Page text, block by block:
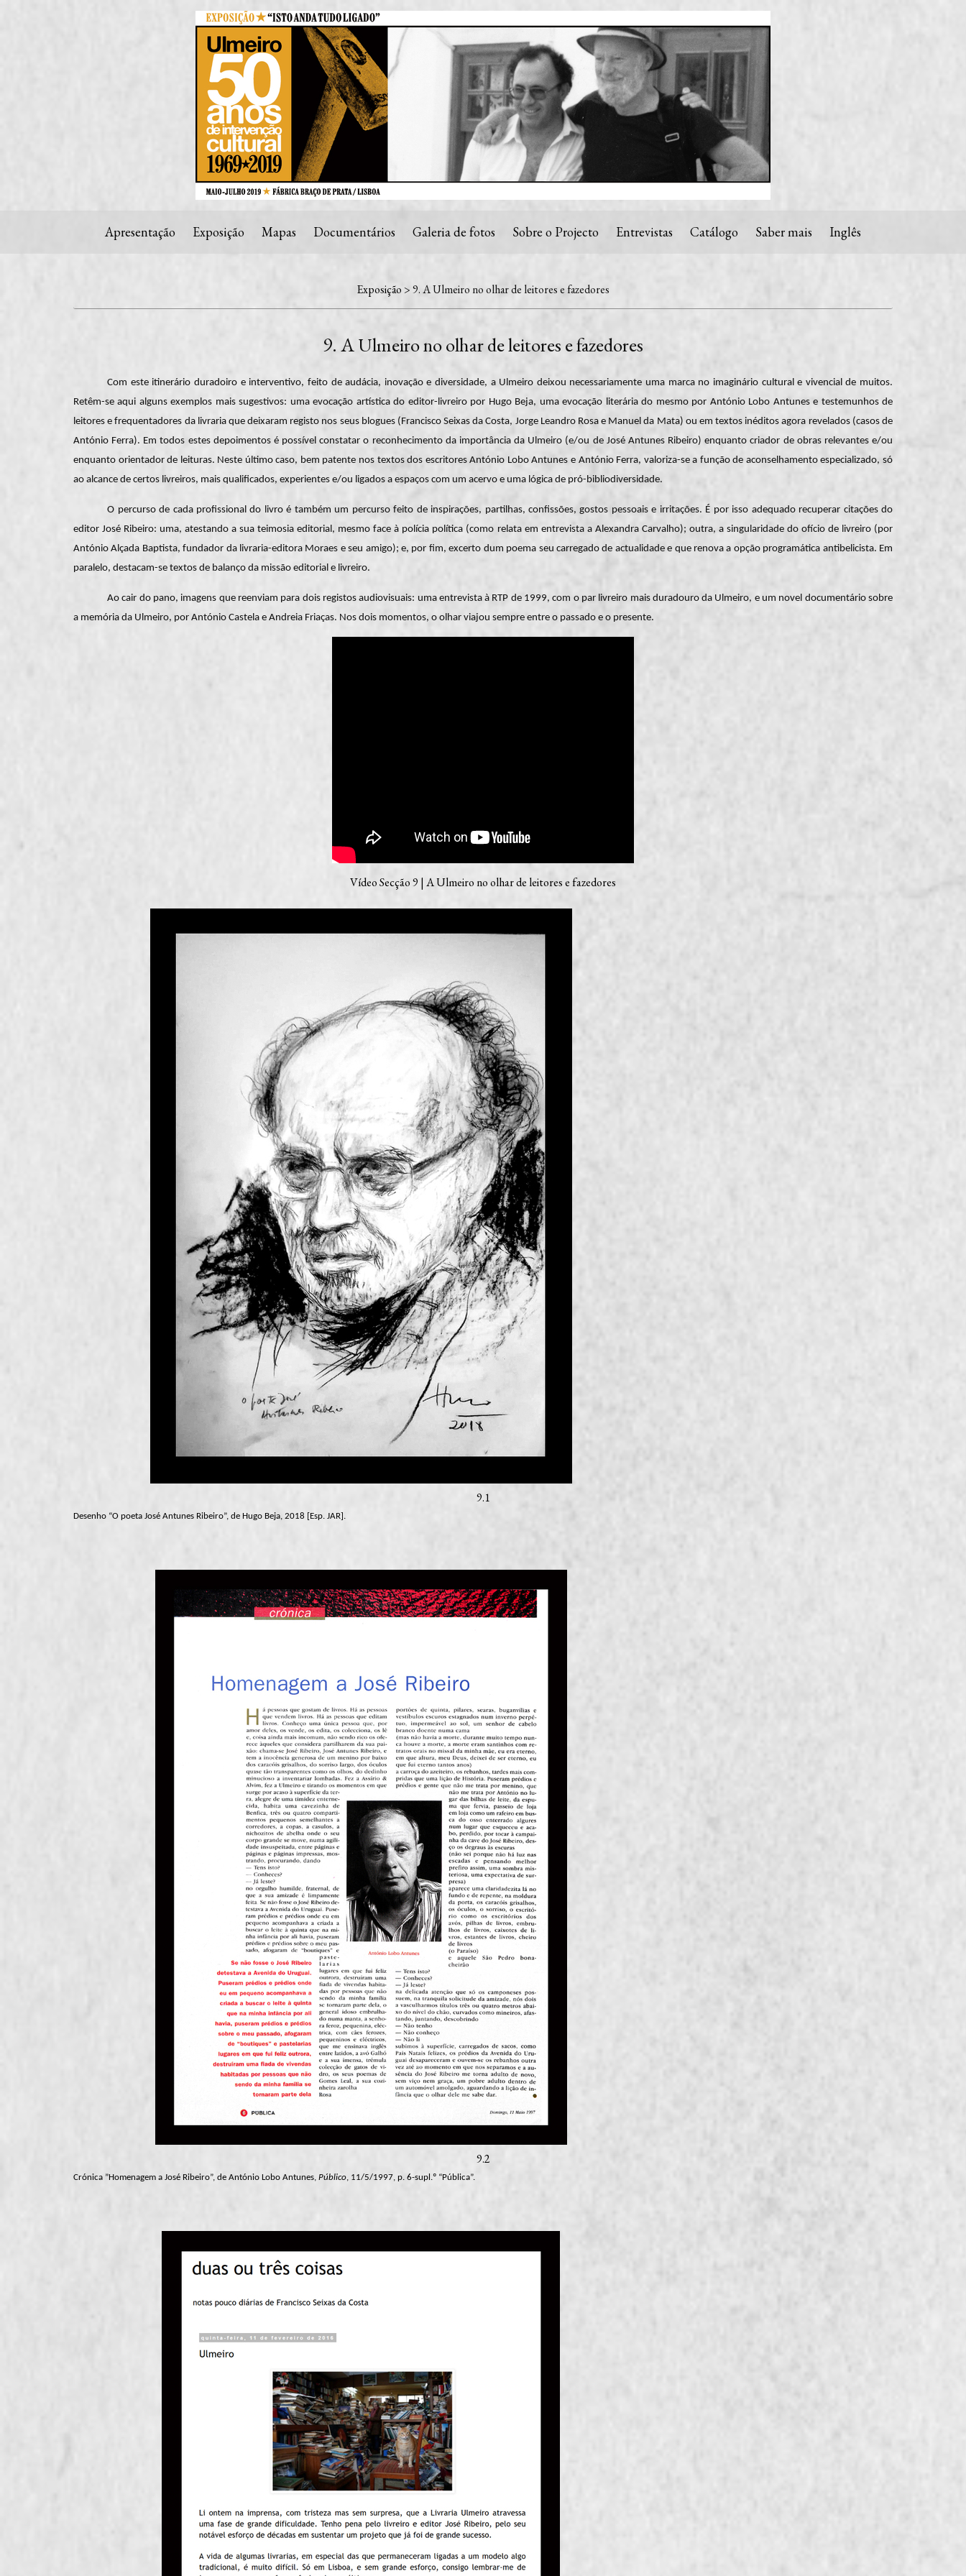
Apresentação Exposição Mapas Documentários Galeria de fotos Sobre o Projecto Entrevistas Catálogo Saber mais Inglês
Exposição > 9. A Ulmeiro no olhar de leitores e fazedores
9. A Ulmeiro no olhar de leitores e fazedores
Com este itinerário duradoiro e interventivo, feito de audácia, inovação e diversidade, a Ulmeiro deixou necessariamente uma marca no imaginário cultural e vivencial de muitos.
Retêm-se aqui alguns exemplos mais sugestivos: uma evocação artística do editor-livreiro por Hugo Beja, uma evocação literária do mesmo por António Lobo Antunes e testemunhos de
leitores e frequentadores da livraria que deixaram registo nos seus blogues (Francisco Seixas da Costa, Jorge Leandro Rosa e Manuel da Mata) ou em textos inéditos agora revelados (casos de
António Ferra). Em todos estes depoimentos é possível constatar o reconhecimento da importância da Ulmeiro (e/ou de José Antunes Ribeiro) enquanto criador de obras relevantes e/ou
enquanto orientador de leituras. Neste último caso, bem patente nos textos dos escritores António Lobo Antunes e António Ferra, valoriza-se a função de aconselhamento especializado, só
ao alcance de certos livreiros, mais qualificados, experientes e/ou ligados a espaços com um acervo e uma lógica de pró-bibliodiversidade.
O percurso de cada profissional do livro é também um percurso feito de inspirações, partilhas, confissões, gostos pessoais e irritações. É por isso adequado recuperar citações do
editor José Ribeiro: uma, atestando a sua teimosia editorial, mesmo face à polícia política (como relata em entrevista a Alexandra Carvalho); outra, a singularidade do ofício de livreiro (por
António Alçada Baptista, fundador da livraria-editora Moraes e seu amigo); e, por fim, excerto dum poema seu carregado de actualidade e que renova a opção programática antibelicista. Em
paralelo, destacam-se textos de balanço da missão editorial e livreiro.
Ao cair do pano, imagens que reenviam para dois registos audiovisuais: uma entrevista à RTP de 1999, com o par livreiro mais duradouro da Ulmeiro, e um novel documentário sobre
a memória da Ulmeiro, por António Castela e Andreia Friaças. Nos dois momentos, o olhar viajou sempre entre o passado e o presente.
Vídeo Secção 9 | A Ulmeiro no olhar de leitores e fazedores
9.1
Desenho “O poeta José Antunes Ribeiro”, de Hugo Beja, 2018 [Esp. JAR].
9.2
Crónica ”Homenagem a José Ribeiro”, de António Lobo Antunes, Público , 11/5/1997, p. 6-supl.º “Pública”.